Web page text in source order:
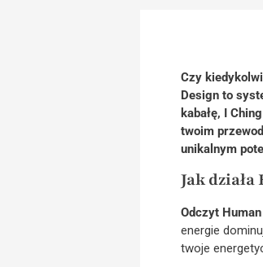
Czy
Design to
kabałę, I
twoim
unikalnym
Jak
Odczyt
energie
twoje